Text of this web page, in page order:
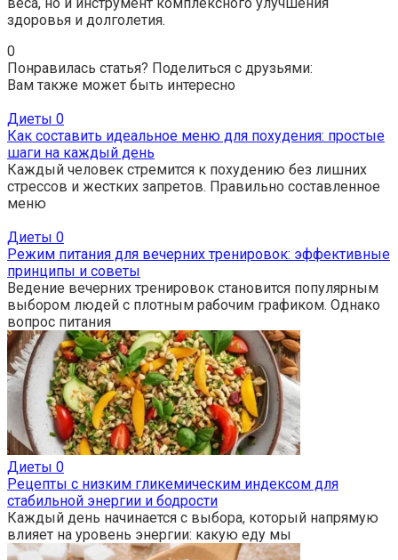
здоровья и долголетия.
0
Понравилась статья? Поделиться с друзьями:
Вам также может быть интересно
Диеты 0
Как составить идеальное меню для похудения: простые
шаги на каждый день
Каждый человек стремится к похудению без лишних
стрессов и жестких запретов. Правильно составленное
меню
Диеты 0
Режим питания для вечерних тренировок: эффективные
принципы и советы
Ведение вечерних тренировок становится популярным
выбором людей с плотным рабочим графиком. Однако
вопрос питания
Диеты 0
Рецепты с низким гликемическим индексом для
стабильной энергии и бодрости
Каждый день начинается с выбора, который напрямую
влияет на уровень энергии: какую еду мы